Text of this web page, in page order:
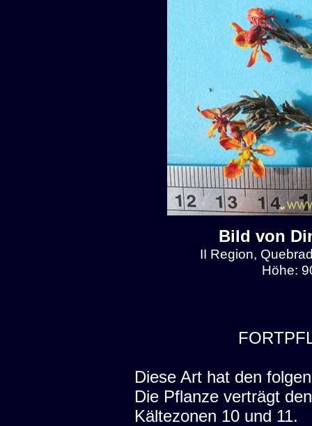
Bild von
II Region,
Höhe:
Diese Art hat den
Die Pflanze verträgt
Kältezonen 10 und 11.